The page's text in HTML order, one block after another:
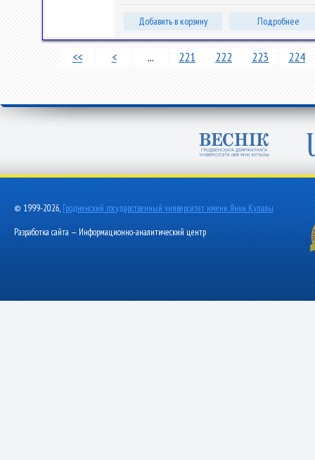
Добавить в корзину Подробнее
<< < ... 221 222 223 224
© 1999-2026, Гродненский государственный университет имени Янки Купалы
Разработка сайта — Информационно-аналитический центр